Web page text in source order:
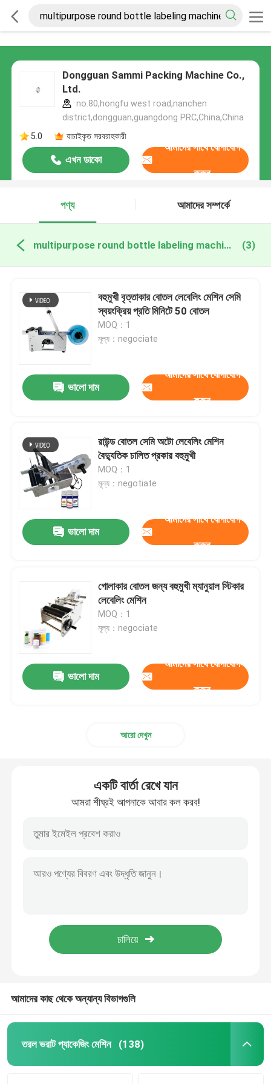
Dongguan Sammi Packing Machine Co.,
Ltd.
no.80,hongfu west road,nanchen
district,dongguan,guangdong PRC,China,China
5.0
যাচাইকৃত সরবরাহকারী
এখন ডাকো
আমাদের সাথে যোগাযোগ
করুন
পণ্য আমাদের সম্পর্কে
multipurpose round bottle labeling machine অনলাইন উত্পাদন (3)
বহুমুখী বৃত্তাকার বোতল লেবেলিং মেশিন সেমি
স্বয়ংক্রিয় প্রতি মিনিটে 50 বোতল
MOQ：1
মূল্য：negociate
ভালো দাম
আমাদের সাথে যোগাযোগ
করুন
রাউন্ড বোতল সেমি অটো লেবেলিং মেশিন
বৈদ্যুতিক চালিত প্রকার বহুমুখী
MOQ：1
মূল্য：negotiate
ভালো দাম
আমাদের সাথে যোগাযোগ
করুন
গোলাকার বোতল জন্য বহুমুখী ম্যানুয়াল স্টিকার
লেবেলিং মেশিন
MOQ：1
মূল্য：negociate
ভালো দাম
আমাদের সাথে যোগাযোগ
করুন
আরো দেখুন
একটি বার্তা রেখে যান
আমরা শীঘ্রই আপনাকে আবার কল করব!
আমাদের কাছ থেকে অন্যান্য বিভাগগুলি
তরল ভরাট প্যাকেজিং মেশিন (138)